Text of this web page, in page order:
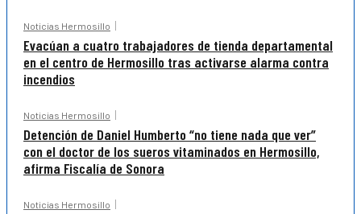
Noticias Hermosillo
Evacúan a cuatro trabajadores de tienda departamental
en el centro de Hermosillo tras activarse alarma contra
incendios
Noticias Hermosillo
Detención de Daniel Humberto “no tiene nada que ver”
con el doctor de los sueros vitaminados en Hermosillo,
afirma Fiscalía de Sonora
Noticias Hermosillo